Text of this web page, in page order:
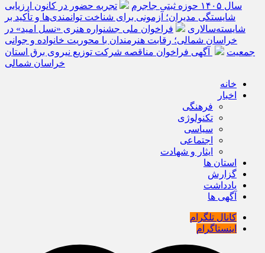
سال ۱۴۰۵ حوزه ثبتی جاجرم
تجربه حضور در کانون ارزیابی
شایستگی مدیران؛ آزمونی برای شناخت توانمندی‌ها و تأکید بر
شایسته‌سالاری
فراخوان ملی جشنواره هنری «نسل امید» در
خراسان شمالی؛ رقابت هنرمندان با محوریت خانواده و جوانی
جمعیت
آگهی فراخوان مناقصه شرکت توزیع نیروی برق استان
خراسان شمالی
خانه
اخبار
فرهنگی
تکنولوژی
سیاسی
اجتماعی
ایثار و شهادت
استان ها
گزارش
یادداشت
آگهی ها
کانال تلگرام
اینستاگرام